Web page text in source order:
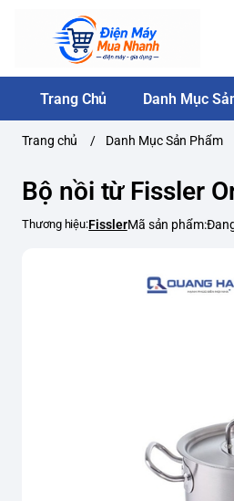
Trang Chủ Danh Mục
Trang chủ / Danh Mục Sản Phẩm
Bộ nồi từ Fissler
Thương hiệu:FisslerMã sản phẩm: